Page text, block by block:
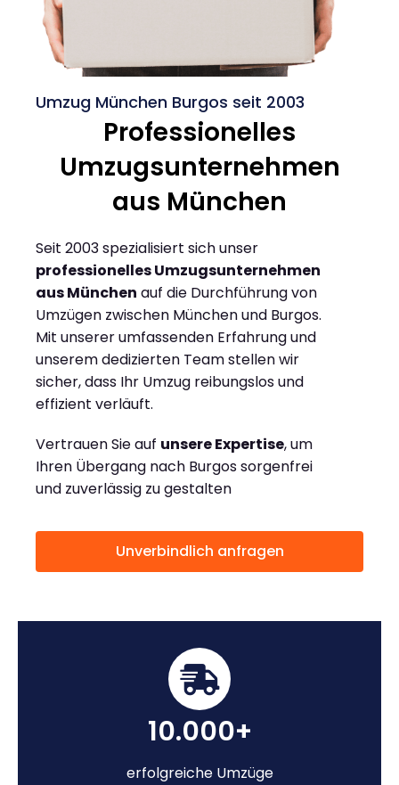
Umzug München Burgos seit 2003
Professionelles
Umzugsunternehmen
aus München
Seit 2003 spezialisiert sich unser
professionelles Umzugsunternehmen
aus München auf die Durchführung von
Umzügen zwischen München und Burgos.
Mit unserer umfassenden Erfahrung und
unserem dedizierten Team stellen wir
sicher, dass Ihr Umzug reibungslos und
effizient verläuft.
Vertrauen Sie auf unsere Expertise, um
Ihren Übergang nach Burgos sorgenfrei
und zuverlässig zu gestalten
Unverbindlich anfragen
10.000+
erfolgreiche Umzüge